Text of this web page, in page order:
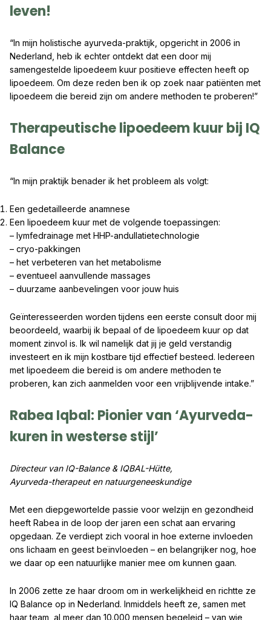
leven!
“In mijn holistische ayurveda-praktijk, opgericht in 2006 in
Nederland, heb ik echter ontdekt dat een door mij
samengestelde lipoedeem kuur positieve effecten heeft op
lipoedeem. Om deze reden ben ik op zoek naar patiënten met
lipoedeem die bereid zijn om andere methoden te proberen!”
Therapeutische lipoedeem kuur bij IQ
Balance
“In mijn praktijk benader ik het probleem als volgt:
Een gedetailleerde anamnese
Een lipoedeem kuur met de volgende toepassingen:
– lymfedrainage met HHP-andullatietechnologie
– cryo-pakkingen
– het verbeteren van het metabolisme
– eventueel aanvullende massages
– duurzame aanbevelingen voor jouw huis
Geïnteresseerden worden tijdens een eerste consult door mij
beoordeeld, waarbij ik bepaal of de lipoedeem kuur op dat
moment zinvol is. Ik wil namelijk dat jij je geld verstandig
investeert en ik mijn kostbare tijd effectief besteed. Iedereen
met lipoedeem die bereid is om andere methoden te
proberen, kan zich aanmelden voor een vrijblijvende intake.”
Rabea Iqbal: Pionier van ‘Ayurveda-
kuren in westerse stijl’
Directeur van IQ-Balance & IQBAL-Hütte,
Ayurveda-therapeut en natuurgeneeskundige
Met een diepgewortelde passie voor welzijn en gezondheid
heeft Rabea in de loop der jaren een schat aan ervaring
opgedaan. Ze verdiept zich vooral in hoe externe invloeden
ons lichaam en geest beïnvloeden – en belangrijker nog, hoe
we daar op een natuurlijke manier mee om kunnen gaan.
In 2006 zette ze haar droom om in werkelijkheid en richtte ze
IQ Balance op in Nederland. Inmiddels heeft ze, samen met
haar team, al meer dan 10.000 mensen begeleid – van wie